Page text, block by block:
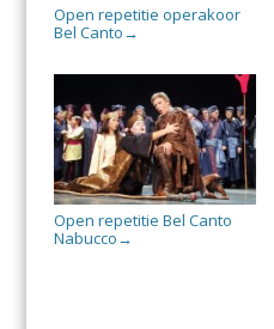
Open repetitie operakoor
Bel Canto →
Open repetitie Bel Canto
Nabucco →